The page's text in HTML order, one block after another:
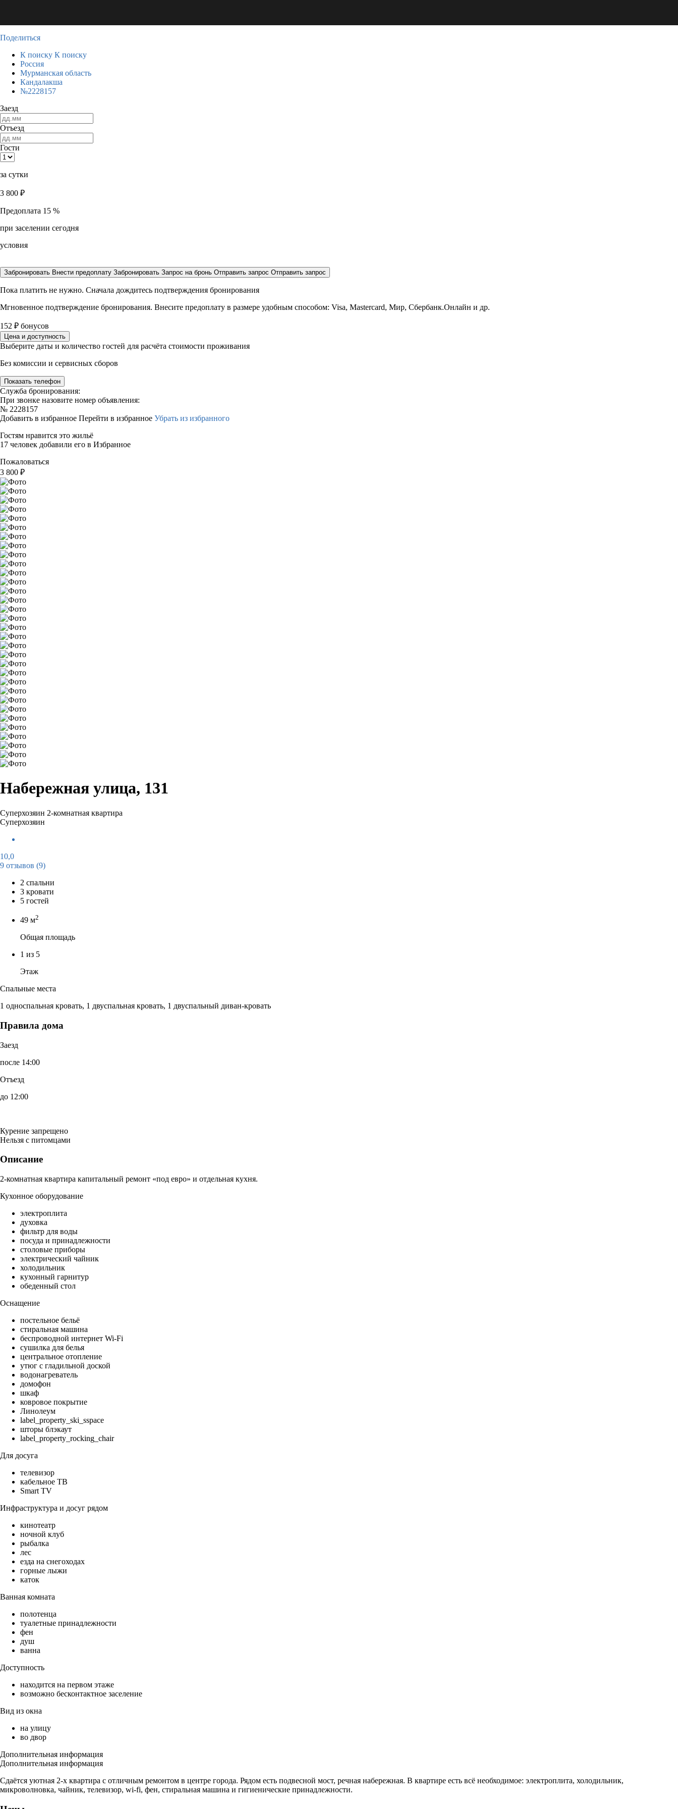
Поделиться
К поиску К поиску
Россия
Мурманская область
Кандалакша
№2228157
Заезд
Отъезд
Гости
за сутки
3 800 ₽
Предоплата 15 %
при заселении сегодня
условия
Забронировать Внести предоплату Забронировать Запрос на бронь Отправить запрос Отправить запрос
Пока платить не нужно. Сначала дождитесь подтверждения бронирования
Мгновенное подтверждение бронирования. Внесите предоплату в размере удобным способом: Visa, Mastercard, Мир, Сбербанк.Онлайн и др.
152 ₽ бонусов
Цена и доступность
Выберите даты и количество гостей для расчёта стоимости проживания
Без комиссии и сервисных сборов
Показать телефон
Служба бронирования:
При звонке назовите номер объявления:
№ 2228157
Добавить в избранное Перейти в избранное Убрать из избранного
Гостям нравится это жильё
17 человек добавили его в Избранное
Пожаловаться
3 800 ₽
Набережная улица, 131
Суперхозяин 2-комнатная квартира
Суперхозяин
10,0
9 отзывов (9)
2 спальни
3 кровати
5 гостей
49 м2
Общая площадь
1 из 5
Этаж
Спальные места
1 односпальная кровать, 1 двуспальная кровать, 1 двуспальный диван-кровать
Правила дома
Заезд
после 14:00
Отъезд
до 12:00
Курение запрещено
Нельзя с питомцами
Описание
2-комнатная квартира капитальный ремонт «под евро» и отдельная кухня.
Кухонное оборудование
электроплита
духовка
фильтр для воды
посуда и принадлежности
столовые приборы
электрический чайник
холодильник
кухонный гарнитур
обеденный стол
Оснащение
постельное бельё
стиральная машина
беспроводной интернет Wi-Fi
сушилка для белья
центральное отопление
утюг с гладильной доской
водонагреватель
домофон
шкаф
ковровое покрытие
Линолеум
label_property_ski_sspace
шторы блэкаут
label_property_rocking_chair
Для досуга
телевизор
кабельное ТВ
Smart TV
Инфраструктура и досуг рядом
кинотеатр
ночной клуб
рыбалка
лес
езда на снегоходах
горные лыжи
каток
Ванная комната
полотенца
туалетные принадлежности
фен
душ
ванна
Доступность
находится на первом этаже
возможно бесконтактное заселение
Вид из окна
на улицу
во двор
Дополнительная информация
Дополнительная информация
Сдаётся уютная 2-х квартира с отличным ремонтом в центре города. Рядом есть подвесной мост, речная набережная. В квартире есть всё необходимое: электроплита, холодильник,
микроволновка, чайник, телевизор, wi-fi, фен, стиральная машина и гигиенические принадлежности.